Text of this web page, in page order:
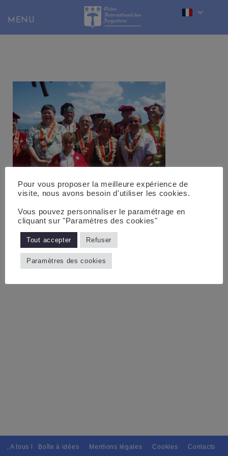
content
OLYMPUS DIGITAL CAMERA
A tous les peuples moultement. // Sciences et Lettres
Boîte à idées Mentions légales Cookies Contacts
Pour vous proposer la meilleure expérience de
visite, nous avons besoin d'utiliser les cookies.
Vous pouvez personnaliser le paramétrage en
cliquant sur "Paramètres des cookies"
Tout accepter Refuser
Paramètres des cookies